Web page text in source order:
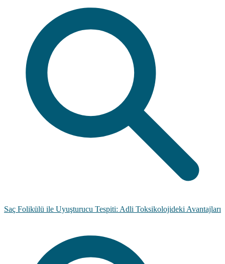
Saç Folikülü ile Uyuşturucu Tespiti: Adli Toksikolojideki Avantajları